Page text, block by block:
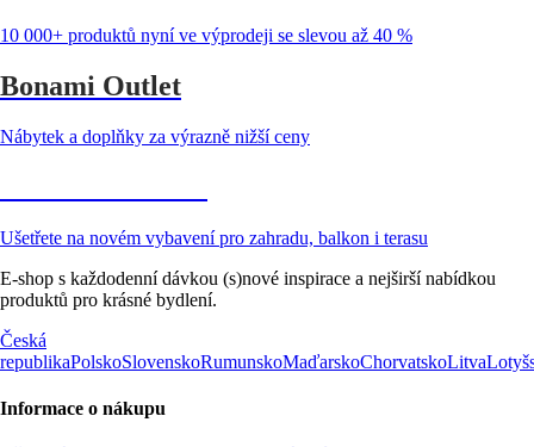
10 000+ produktů nyní ve výprodeji se slevou až 40 %
Bonami Outlet
Nábytek a doplňky za výrazně nižší ceny
Ušetřete na novém vybavení pro zahradu, balkon i terasu
E-shop s každodenní dávkou (s)nové inspirace a nejširší nabídkou
produktů pro krásné bydlení.
Česká
republikaPolskoSlovenskoRumunskoMaďarskoChorvatskoLitva
Informace o nákupu